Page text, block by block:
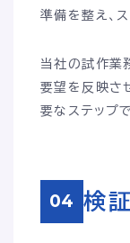
準備を整え、
当社の試作業
要望を反映さ
要なステップで
04 検証